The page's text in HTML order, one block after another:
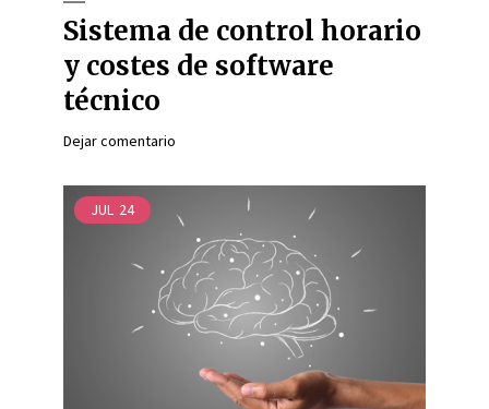
Sistema de control horario
y costes de software
técnico
Dejar comentario
JUL 24